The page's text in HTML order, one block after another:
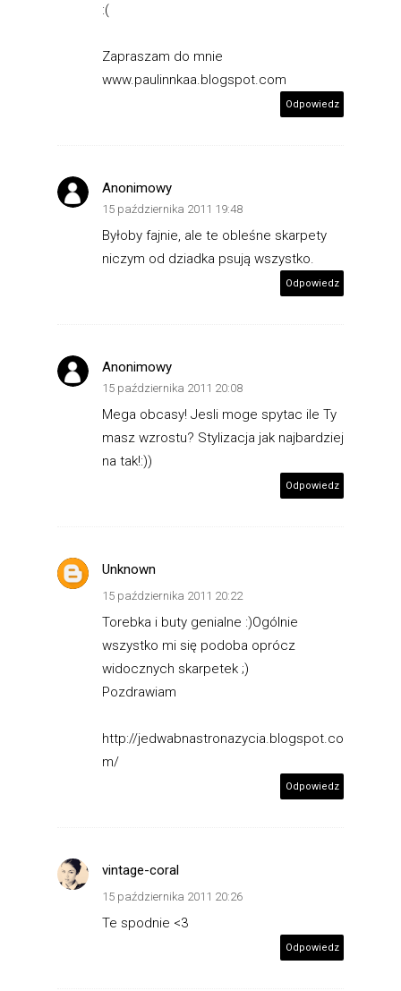
:(
Zapraszam do mnie
www.paulinnkaa.blogspot.com
Odpowiedz
Anonimowy
15 października 2011 19:48
Byłoby fajnie, ale te obleśne skarpety
niczym od dziadka psują wszystko.
Odpowiedz
Anonimowy
15 października 2011 20:08
Mega obcasy! Jesli moge spytac ile Ty
masz wzrostu? Stylizacja jak najbardziej
na tak!:))
Odpowiedz
Unknown
15 października 2011 20:22
Torebka i buty genialne :)Ogólnie
wszystko mi się podoba oprócz
widocznych skarpetek ;)
Pozdrawiam
http://jedwabnastronazycia.blogspot.co
m/
Odpowiedz
vintage-coral
15 października 2011 20:26
Te spodnie <3
Odpowiedz